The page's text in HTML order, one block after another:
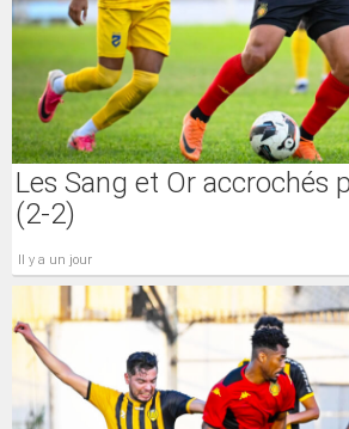
Les Sang et Or accrochés
(2-2)
il y a un jour